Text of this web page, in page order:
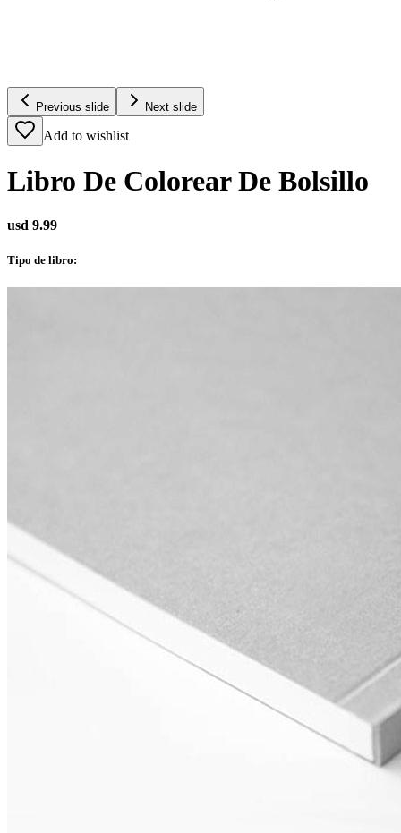
Previous slide Next slide
Add to wishlist
Libro De Colorear De Bolsillo
usd 9.99
Tipo de libro: